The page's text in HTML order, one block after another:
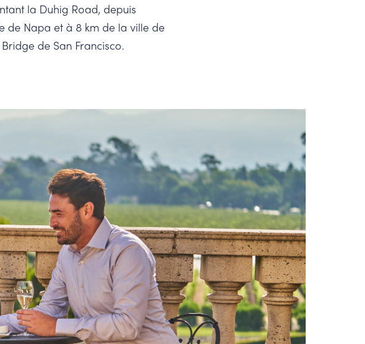
la Duhig Road, depuis
de Napa et à 8 km de la ville de
de San Francisco.